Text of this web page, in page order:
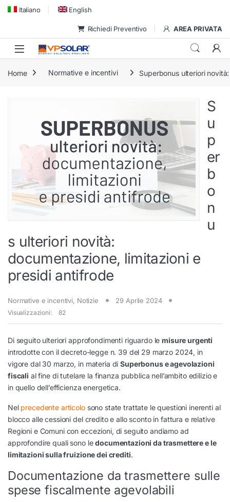
Skip to navigation
Skip to content
Italiano English
Richiedi Preventivo AREA PRIVATA
Home Normative e incentivi Superbonus ulteriori
S
u
p
er
b
o
n
u
s ulteriori novità:
documentazione, limitazioni e
presidi antifrode
Normative e incentivi, Notizie 29 Aprile 2024
Visualizzazioni: 82
Di seguito ulteriori approfondimenti riguardo lemisure urgenti
introdotte con il decreto-legge n. 39 del 29 marzo 2024, in
vigore dal 30 marzo, in materia diSuperbonus e agevolazioni
fiscali al fine di tutelare la finanza pubblica nell’ambito edilizio e
in quello dell’efficienza energetica.
Nel precedente articolosono state trattate le questioni inerenti al
blocco alle cessioni del credito e allo sconto in fattura e relative
Regioni e Comuni con eccezioni, di seguito andiamo ad
approfondire quali sono ledocumentazioni da trasmettere e le
limitazioni sulla fruizione dei crediti.
Documentazione da trasmettere sulle
spese fiscalmente agevolabili